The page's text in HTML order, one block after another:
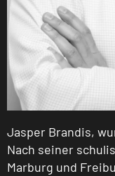
Jasper Brandis,
Nach seiner
Marburg und